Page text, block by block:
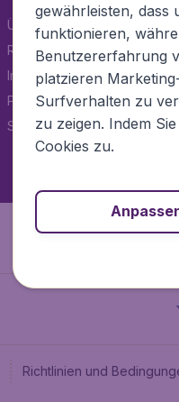
Über Flugladen.de
Rechtliche Informationen
Impressum
Partnerprogramm
Stellenangebote
Richtlinien und
gewährleisten, dass
funktionieren,
Benutzererfahrung
platzieren
Surfverhalten zu
zu zeigen. Indem
Cookies zu.